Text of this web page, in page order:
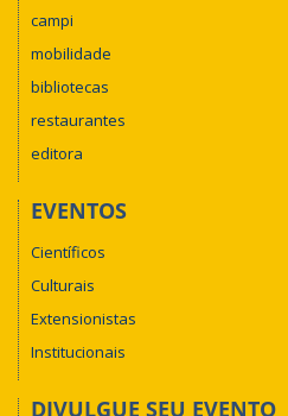
campi
mobilidade
bibliotecas
restaurantes
editora
EVENTOS
Científicos
Culturais
Extensionistas
Institucionais
DIVULGUE SEU EVENTO